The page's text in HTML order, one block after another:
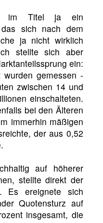
im Titel ja ein
sich nach dem
ja nicht wirklich
stellte sich aber
ein:
gemessen -
zwischen 14 und
einschalteten.
bei den Älteren
immerhin mäßigen
der aus 0,52
auf höherer
stellte direkt der
Es ereignete sich
Quotensturz auf
insgesamt, die